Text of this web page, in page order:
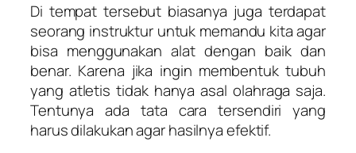
Di tempat tersebut biasanya juga terdapat
seorang instruktur untuk memandu kita agar
bisa menggunakan alat dengan baik dan
benar. Karena jika ingin membentuk tubuh
yang atletis tidak hanya asal olahraga saja.
Tentunya ada tata cara tersendiri yang
harus dilakukan agar hasilnya efektif.